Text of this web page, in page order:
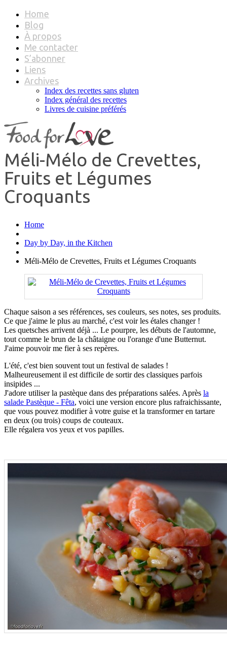
Home
Blog
À propos
Me contacter
S’abonner
Liens
Archives
Index des recettes sans gluten
Index général des recettes
Livres de cuisine préférés
Méli-Mélo de Crevettes,
Fruits et Légumes
Croquants
Home
Day by Day, in the Kitchen
Méli-Mélo de Crevettes, Fruits et Légumes Croquants
Chaque saison a ses références, ses couleurs, ses notes, ses produits.
Ce que j'aime le plus au marché, c'est voir les étales changer !
Les quetsches arrivent déjà ... Le pourpre, les débuts de l'automne,
tout comme le brun de la châtaigne ou l'orange d'une Butternut.
J'aime pouvoir me fier à ses repères.
L'été, c'est bien souvent tout un festival de salades !
Malheureusement il est difficile de sortir des classiques parfois
insipides ...
J'adore utiliser la pastèque dans des préparations salées. Après la
salade Pastèque - Fêta, voici une version encore plus rafraichissante,
que vous pouvez modifier à votre guise et la transformer en tartare
en deux (ou trois) coups de couteaux.
Elle régalera vos yeux et vos papilles.